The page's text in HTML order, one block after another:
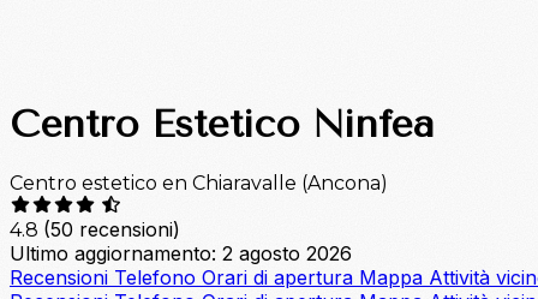
Centro Estetico Ninfea
Centro estetico en Chiaravalle (Ancona)
4.8 (50 recensioni)
Ultimo aggiornamento: 2 agosto 2026
Recensioni Telefono Orari di apertura Mappa Attività